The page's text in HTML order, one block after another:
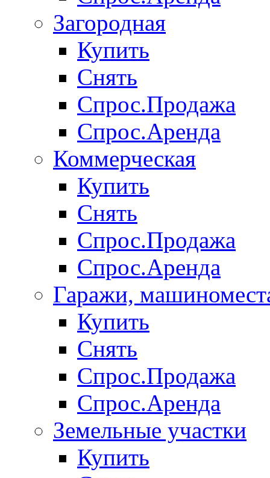
Загородная
Купить
Снять
Спрос.Продажа
Спрос.Аренда
Коммерческая
Купить
Снять
Спрос.Продажа
Спрос.Аренда
Гаражи,
Купить
Снять
Спрос.Продажа
Спрос.Аренда
Земельные участки
Купить